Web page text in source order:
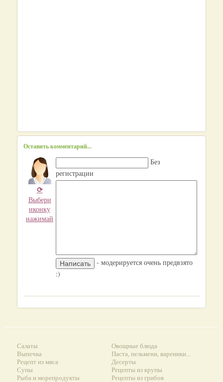
Оставить комментарий...
⟳
Выбери
иконку
нажимай
Без
регистрации
- модерируется очень предвзято
:)
Салаты
Выпечка
Рецепт из мяса
Супы
Рыба и морепродукты
Овощные блюда
Паста, пельмени, вареники...
Десерты
Рецепты из крупы
Рецепты из грибов